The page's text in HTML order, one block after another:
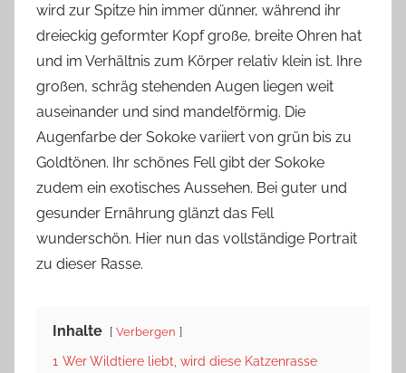
wird zur Spitze hin immer dünner, während ihr
dreieckig geformter Kopf große, breite Ohren hat
und im Verhältnis zum Körper relativ klein ist. Ihre
großen, schräg stehenden Augen liegen weit
auseinander und sind mandelförmig. Die
Augenfarbe der Sokoke variiert von grün bis zu
Goldtönen. Ihr schönes Fell gibt der Sokoke
zudem ein exotisches Aussehen. Bei guter und
gesunder Ernährung glänzt das Fell
wunderschön. Hier nun das vollständige Portrait
zu dieser Rasse.
Inhalte Verbergen
1 Wer Wildtiere liebt, wird diese Katzenrasse